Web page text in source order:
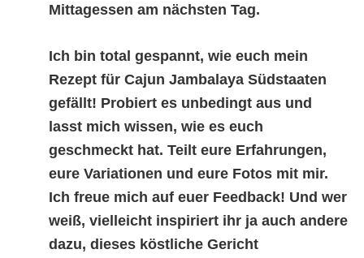
Mittagessen am nächsten Tag.
Ich bin total gespannt, wie euch mein
Rezept für Cajun Jambalaya Südstaaten
gefällt! Probiert es unbedingt aus und
lasst mich wissen, wie es euch
geschmeckt hat. Teilt eure Erfahrungen,
eure Variationen und eure Fotos mit mir.
Ich freue mich auf euer Feedback! Und wer
weiß, vielleicht inspiriert ihr ja auch andere
dazu, dieses köstliche Gericht